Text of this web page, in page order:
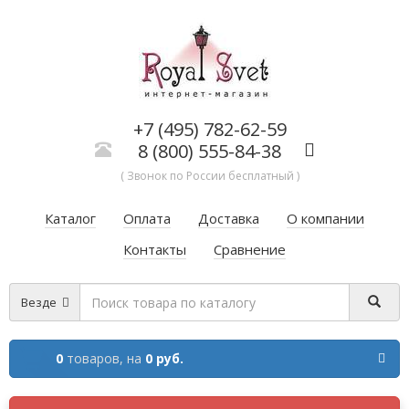
+7 (495) 782-62-59
8 (800) 555-84-38
( Звонок по России бесплатный )
Каталог Оплата Доставка
О компании
Контакты
Сравнение
Везде
0 товаров, на 0 руб.